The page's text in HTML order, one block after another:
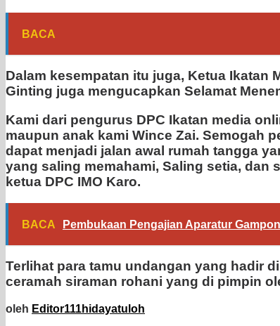
BACA
Dalam kesempatan itu juga, Ketua Ikatan
Ginting juga mengucapkan Selamat
Kami dari pengurus DPC Ikatan media
maupun anak kami Wince Zai. Semogah
dapat menjadi jalan awal rumah tangga
yang saling memahami, Saling setia, dan
ketua DPC IMO Karo.
BACA Pembukaan Pengajian Aparatur
Terlihat para tamu undangan yang hadir
ceramah siraman rohani yang di pimpin
oleh Editor111hidayatuloh